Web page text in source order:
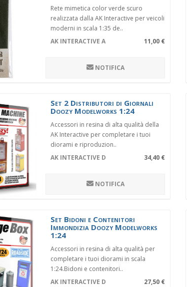
Rete mimetica color verde scuro
realizzata dalla AK Interactive per veicoli
moderni in scala 1:35 de..
AK INTERACTIVE AK8059
11,00 €
NOTIFICA
Set 2 Distributori di Giornali
Doozy Modelworks 1:24
Accessori in resina di alta qualità della
AK Interactive per completare i tuoi
diorami e riproduzion..
AK INTERACTIVE DZ018
34,40 €
NOTIFICA
Set Bidoni e Contenitori
Immondizia Doozy Modelworks
1:24
Accessori in resina di alta qualità per
completare i tuoi diorami in scala
1:24.Bidoni e contenitori..
AK INTERACTIVE DZ010
27,50 €